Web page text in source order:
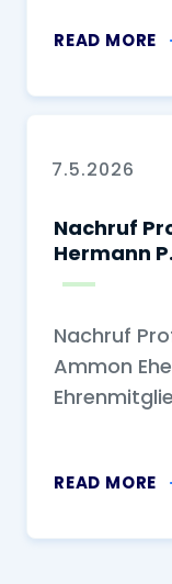
READ MORE
7.5.2026
Nachruf
Hermann
Nachruf
Ammon
READ MORE